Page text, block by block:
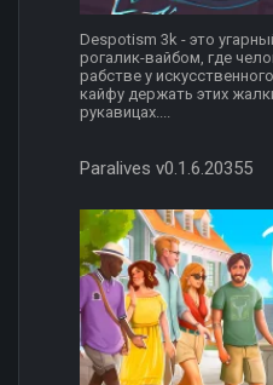
Despotism 3k - это
рогалик-вайбом, где
рабстве у
кайфу держать этих
рукавицах....
Paralives v0.1.6.20355